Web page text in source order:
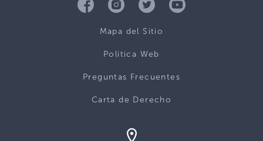
Mapa del Sitio
Politica Web
Preguntas Frecuentes
Carta de Derecho